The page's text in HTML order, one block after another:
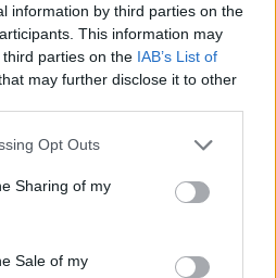
information by third parties on the
This information may
parties on the IAB’s List of
may further disclose it to other
Opt Outs
Sharing of my
Sale of my
convince più. È fuga di